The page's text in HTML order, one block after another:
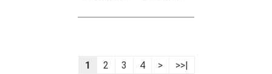
----------------------------------------------------------------
1 2 3 4 > >>|